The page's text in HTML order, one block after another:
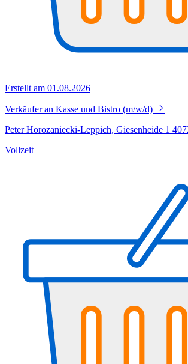
Erstellt am 01.08.2026
Verkäufer an Kasse und Bistro (m/w/d)
Peter Horozaniecki-Leppich, Giesenheide 1
Vollzeit